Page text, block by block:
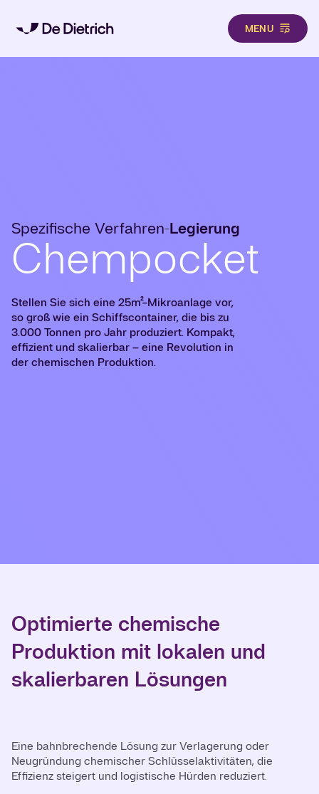
MENU
Spezifische Verfahren-Legierung
Chempocket
Stellen Sie sich eine 25m²-Mikroanlage vor,
so groß wie ein Schiffscontainer, die bis zu
3.000 Tonnen pro Jahr produziert. Kompakt,
effizient und skalierbar – eine Revolution in
der chemischen Produktion.
Optimierte chemische
Produktion mit lokalen und
skalierbaren Lösungen
Eine bahnbrechende Lösung zur Verlagerung oder
Neugründung chemischer Schlüsselaktivitäten, die
Effizienz steigert und logistische Hürden reduziert.